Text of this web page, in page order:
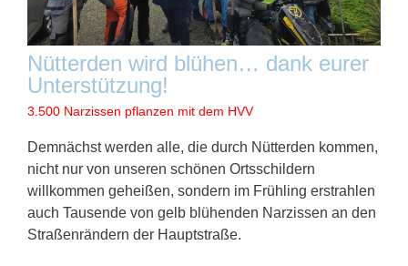
Nütterden wird blühen… dank eurer
Unterstützung!
3.500 Narzissen pflanzen mit dem HVV
Demnächst werden alle, die durch Nütterden kommen,
nicht nur von unseren schönen Ortsschildern
willkommen geheißen, sondern im Frühling erstrahlen
auch Tausende von gelb blühenden Narzissen an den
Straßenrändern der Hauptstraße.